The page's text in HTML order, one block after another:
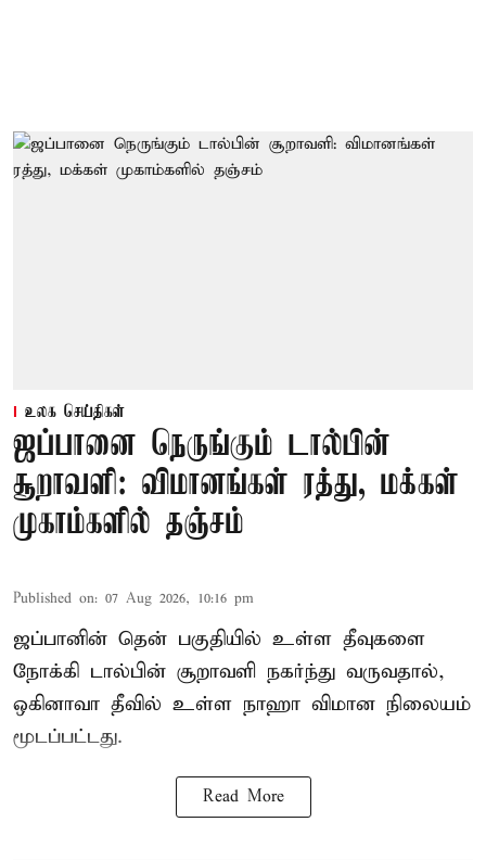
உலக செய்திகள்
ஜப்பானை நெருங்கும் டால்பின்
சூறாவளி: விமானங்கள் ரத்து, மக்கள்
முகாம்களில் தஞ்சம்
Published on: 07 Aug 2026, 10:16 pm
ஜப்பானின் தென் பகுதியில் உள்ள தீவுகளை
நோக்கி டால்பின் சூறாவளி நகர்ந்து வருவதால்,
ஒகினாவா தீவில் உள்ள நாஹா விமான நிலையம்
மூடப்பட்டது.
Read More